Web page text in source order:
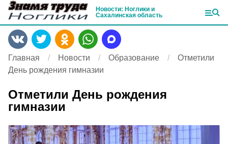
Новости: Ноглики и
Сахалинская область
Главная Новости Образование
Отметили
День рождения гимназии
Отметили День рождения
гимназии